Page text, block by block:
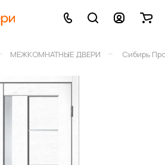
МЕЖКОМНАТНЫЕ ДВЕРИ – Сибирь